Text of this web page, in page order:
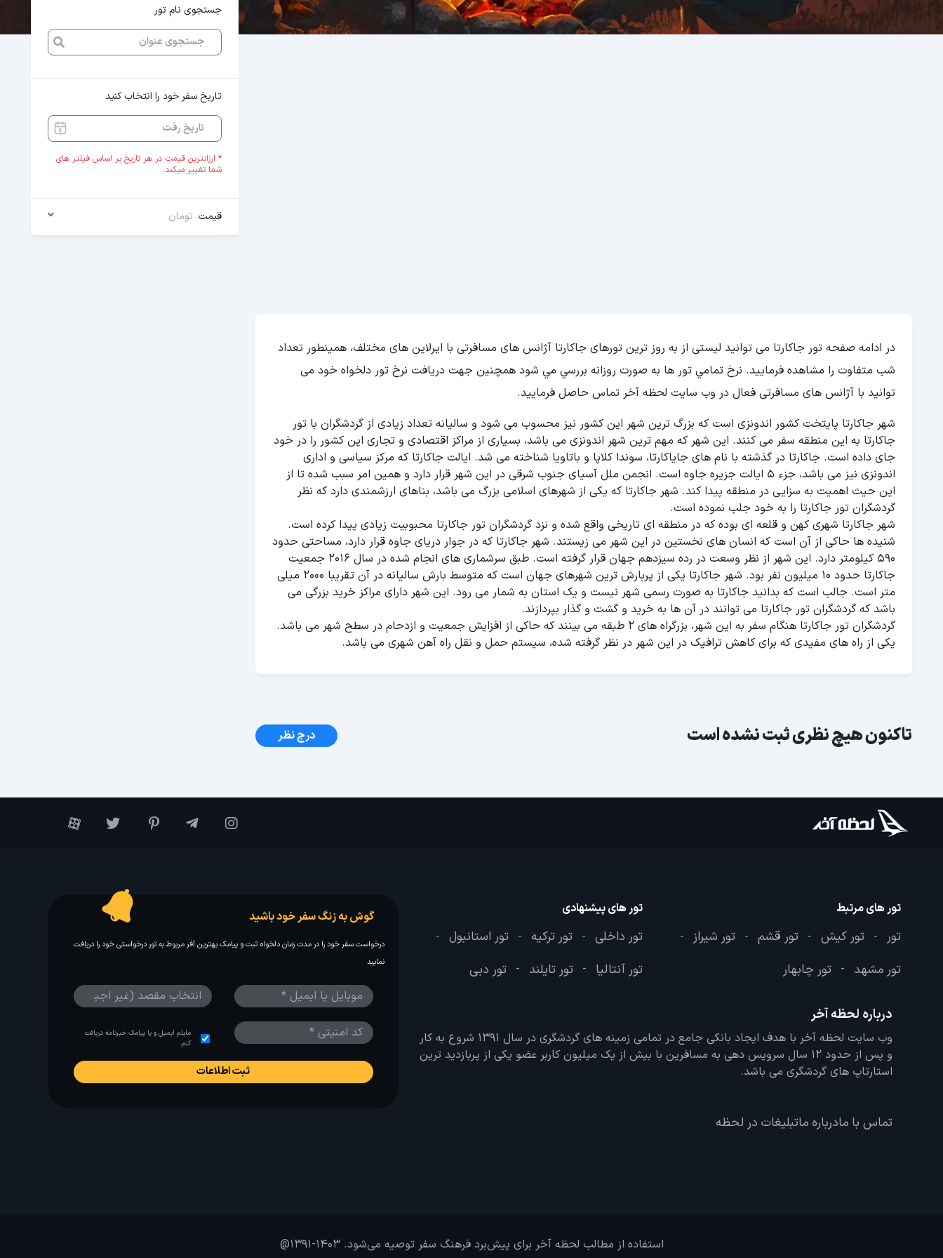
جستجوی نام تور
تاریخ سفر خود را انتخاب کنید
* ارزانترین قیمت در هر تاریخ بر اساس فیلتر های
شما تغییر میکند.
قیمت تومان
در ادامه صفحه تور جاکارتا می توانید لیستی از به روز ترین تورهای جاکارتا آژانس های مسافرتی با ایرلاین های مختلف، همینطور تعداد
شب متفاوت را مشاهده فرمایید. نرخ تمامي تور ها به صورت روزانه بررسي مي شود همچنین جهت دریافت نرخ تور دلخواه خود می
توانید با آژانس های مسافرتی فعال در وب سایت لحظه آخر تماس حاصل فرمایید.
شهر جاکارتا پایتخت کشور اندونزی است که بزرگ ترین شهر این کشور نیز محسوب می شود و سالیانه تعداد زیادی از گردشگران با تور
جاکارتا به این منطقه سفر می کنند. این شهر که مهم ترین شهر اندونزی می باشد، بسیاری از مراکز اقتصادی و تجاری این کشور را در خود
جای داده است. جاکارتا در گذشته با نام های جایاکارتا، سوندا کلاپا و باتاویا شناخته می شد. ایالت جاکارتا که مرکز سیاسی و اداری
اندونزی نیز می باشد، جزء 5 ایالت جزیره جاوه است. انجمن ملل آسیای جنوب شرقی در این شهر قرار دارد و همین امر سبب شده تا از
این حیث اهمیت به سزایی در منطقه پیدا کند. شهر جاکارتا که یکی از شهرهای اسلامی بزرگ می باشد، بناهای ارزشمندی دارد که نظر
گردشگران تور جاکارتا را به خود جلب نموده است.
شهر جاکارتا شهری کهن و قلعه ای بوده که در منطقه ای تاریخی واقع شده و نزد گردشگران تور جاکارتا محبوبیت زیادی پیدا کرده است.
شنیده ها حاکی از آن است که انسان های نخستین در این شهر می زیستند. شهر جاکارتا که در جوار دریای جاوه قرار دارد، مساحتی حدود
590 کیلومتر دارد. این شهر از نظر وسعت در رده سیزدهم جهان قرار گرفته است. طبق سرشماری های انجام شده در سال 2016 جمعیت
جاکارتا حدود 10 میلیون نفر بود. شهر جاکارتا یکی از پربارش ترین شهرهای جهان است که متوسط بارش سالیانه در آن تقریبا 2000 میلی
متر است. جالب است که بدانید جاکارتا به صورت رسمی شهر نیست و یک استان به شمار می رود. این شهر دارای مراکز خرید بزرگی می
باشد که گردشگران تور جاکارتا می توانند در آن ها به خرید و گشت و گذار بپردازند.
گردشگران تور جاکارتا هنگام سفر به این شهر، بزرگراه های 2 طبقه می بینند که حاکی از افزایش جمعیت و ازدحام در سطح شهر می باشد.
یکی از راه های مفیدی که برای کاهش ترافیک در این شهر در نظر گرفته شده، سیستم حمل و نقل راه آهن شهری می باشد.
تاکنون هیچ نظری ثبت نشده است درج نظر
تور های مرتبط
تور - تور کیش - تور قشم - تور شیراز -
تور مشهد - تور چابهار
تور های پیشنهادی
تور داخلی - تور ترکیه - تور استانبول -
تور آنتالیا - تور تایلند - تور دبی
درباره لحظه آخر
وب سایت لحظه آخر با هدف ایجاد بانکی جامع در تمامی زمینه های گردشگری در سال 1391 شروع به کار
و پس از حدود 12 سال سرویس دهی به مسافرین با بیش از یک میلیون کاربر عضو یکی از پربازدید ترین
استارتاپ های گردشگری می باشد.
تماس با مادرباره ماتبلیغات در لحظه
گوش به زنگ سفر خود باشید
درخواست سفر خود را در مدت زمان دلخواه ثبت و پیامک بهترین آفر مربوط به تور درخواستی خود را دریافت
نمایید
مایلم ایمیل و یا پیامک خبرنامه دریافت
کنم.
استفاده از مطالب لحظه آخر برای پیش‌برد فرهنگ سفر توصیه می‌شود. 1403-1391@